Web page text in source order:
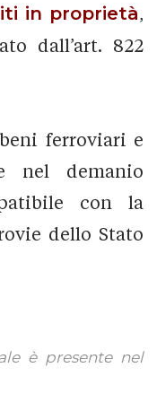
in proprietà
dall’art. 822
ferroviari e
nel demanio
con la
dello Stato
è presente nel